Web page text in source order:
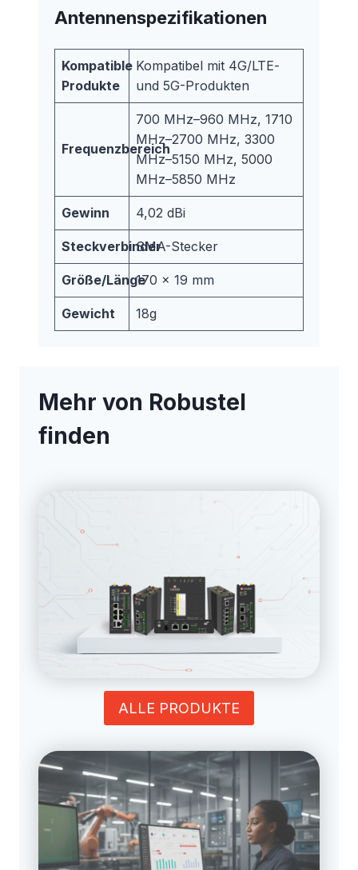
Antennenspezifikationen
Kompatible
Produkte
Kompatibel mit 4G/LTE-
und 5G-Produkten
Frequenzbereich
700 MHz–960 MHz, 1710
MHz–2700 MHz, 3300
MHz–5150 MHz, 5000
MHz–5850 MHz
Gewinn 4,02 dBi
SteckverbinderSMA-Stecker
Größe/Länge170 x 19 mm
Gewicht 18g
Mehr von Robustel
finden
ALLE PRODUKTE